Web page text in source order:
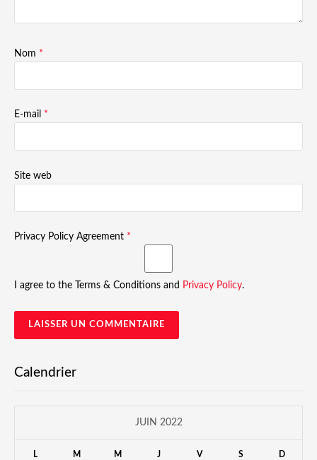
Nom *
E-mail *
Site web
Privacy Policy Agreement *
I agree to the Terms & Conditions and Privacy Policy.
Calendrier
JUIN 2022
L M M J V S D